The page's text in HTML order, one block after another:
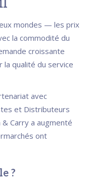
mondes — les prix
la commodité du
croissante
la qualité du service
avec
et Distributeurs
Carry a augmenté
ont
?